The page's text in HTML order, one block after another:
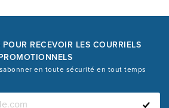
RECEVOIR LES COURRIELS
en toute sécurité en tout temps